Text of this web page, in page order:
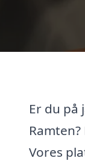
Er du på
Vores